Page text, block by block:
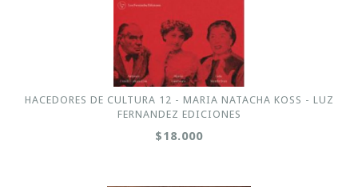
HACEDORES DE CULTURA 12 - MARIA NATACHA KOSS - LUZ
FERNANDEZ EDICIONES
$18.000